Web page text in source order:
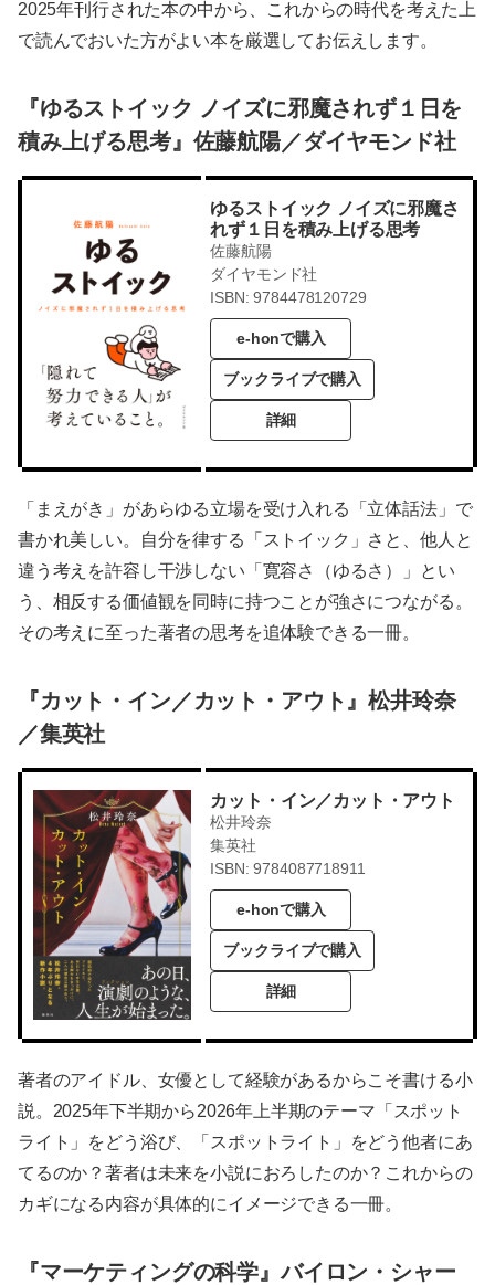
2025年刊行された本の中から、これからの時代を考えた上
で読んでおいた方がよい本を厳選してお伝えします。
『ゆるストイック ノイズに邪魔されず１日を
積み上げる思考』佐藤航陽／ダイヤモンド社
ゆるストイック ノイズに邪魔さ
れず１日を積み上げる思考
佐藤航陽
ダイヤモンド社
ISBN: 9784478120729
e-honで購入
ブックライブで購入
詳細
「まえがき」があらゆる立場を受け入れる「立体話法」で
書かれ美しい。自分を律する「ストイック」さと、他人と
違う考えを許容し干渉しない「寛容さ（ゆるさ）」とい
う、相反する価値観を同時に持つことが強さにつながる。
その考えに至った著者の思考を追体験できる一冊。
『カット・イン／カット・アウト』松井玲奈
／集英社
カット・イン／カット・アウト
松井玲奈
集英社
ISBN: 9784087718911
e-honで購入
ブックライブで購入
詳細
著者のアイドル、女優として経験があるからこそ書ける小
説。2025年下半期から2026年上半期のテーマ「スポット
ライト」をどう浴び、「スポットライト」をどう他者にあ
てるのか？著者は未来を小説におろしたのか？これからの
カギになる内容が具体的にイメージできる一冊。
『マーケティングの科学』バイロン・シャー